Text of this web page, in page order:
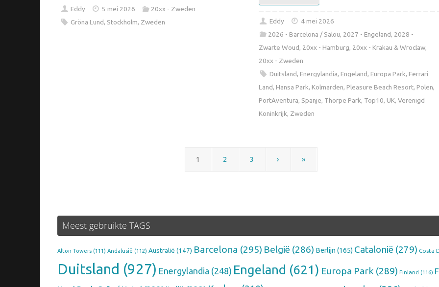
Eddy 5 mei 2026
20xx - Zweden
Gröna Lund, Stockholm, Zweden Eddy
4 mei 2026
2026 - Barcelona / Salou, 2027 - Engeland, 2028 -
Zwarte Woud, 20xx - Hamburg, 20xx - Krakau & Wroclaw,
20xx - Zweden
Duitsland, Energylandia, Engeland, Europa Park, Ferrari
Land, Hansa Park, Kolmarden, Pleasure Beach Resort, Polen,
PortAventura, Spanje, Thorpe Park, Top10, UK, Verenigd
Koninkrijk, Zweden
1 2 3 › »
Meest gebruikte TAGS
Alton Towers (111) Andalusië (112) Australië (147) Barcelona (295) België (286) Berlijn(165) Catalonië (279) Costa
Duitsland (927) Energylandia (248) Engeland (621) Europa Park (289) Finland (116)